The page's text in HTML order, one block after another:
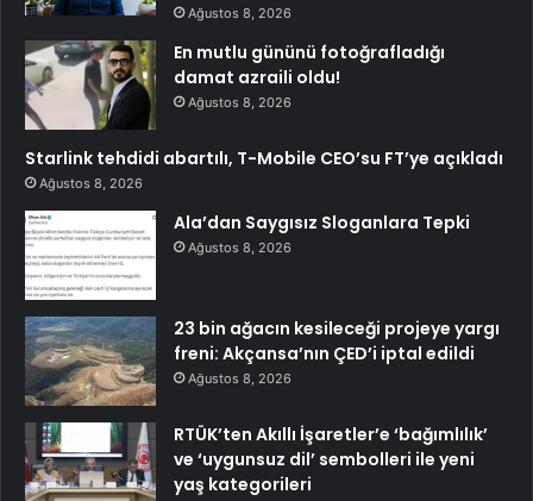
Ağustos 8, 2026
En mutlu gününü fotoğrafladığı
damat azraili oldu!
Ağustos 8, 2026
Starlink tehdidi abartılı, T-Mobile CEO’su FT’ye açıkladı
Ağustos 8, 2026
Ala’dan Saygısız Sloganlara Tepki
Ağustos 8, 2026
23 bin ağacın kesileceği projeye yargı
freni: Akçansa’nın ÇED’i iptal edildi
Ağustos 8, 2026
RTÜK’ten Akıllı İşaretler’e ‘bağımlılık’
ve ‘uygunsuz dil’ sembolleri ile yeni
yaş kategorileri